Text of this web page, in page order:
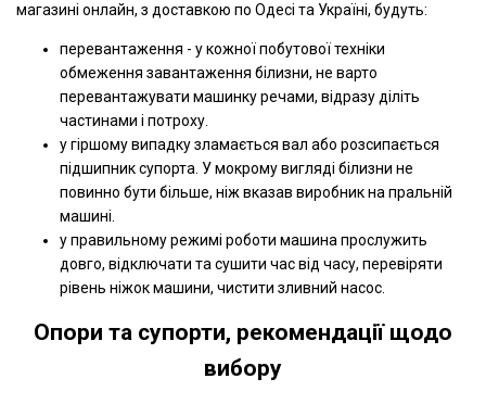
магазині онлайн, з доставкою по Одесі та Україні, будуть:
перевантаження - у кожної побутової техніки
обмеження завантаження білизни, не варто
перевантажувати машинку речами, відразу діліть
частинами і потроху.
у гіршому випадку зламається вал або розсипається
підшипник супорта. У мокрому вигляді білизни не
повинно бути більше, ніж вказав виробник на пральній
машині.
у правильному режимі роботи машина прослужить
довго, відключати та сушити час від часу, перевіряти
рівень ніжок машини, чистити зливний насос.
Опори та супорти, рекомендації щодо
вибору